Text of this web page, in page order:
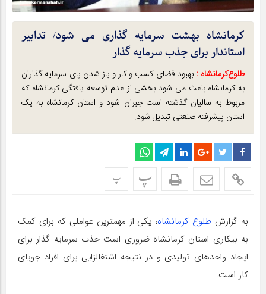
کرمانشاه بهشت سرمایه گذاری می شود/ تدابیر
استاندار برای جذب سرمایه گذار
طلوع‌‌کرمانشاه : بهبود فضای کسب و کار و باز شدن پای سرمایه گذاران
به کرمانشاه باعث می شود بخشی از عدم توسعه یافتگی کرمانشاه که
مربوط به سالیان گذشته است جبران شود و استان کرمانشاه به یک
استان پیشرفته صنعتی تبدیل شود.
پ پ
به گزارش طلوع کرمانشاه، یکی از مهمترین عواملی که برای کمک
به بیکاری استان کرمانشاه ضروری است جذب سرمایه گذار برای
ایجاد واحدهای تولیدی و در نتیجه اشتغالزایی برای افراد جویای
کار است.